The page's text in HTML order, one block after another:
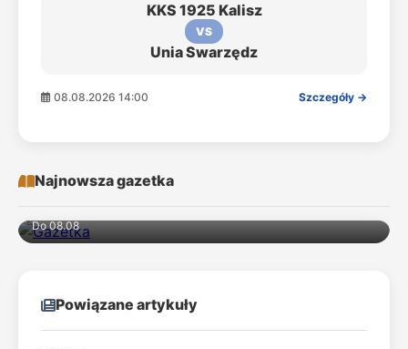
KKS 1925 Kalisz
VS
Unia Swarzędz
08.08.2026 14:00 Szczegóły →
Najnowsza gazetka
Do 08.08
Powiązane artykuły